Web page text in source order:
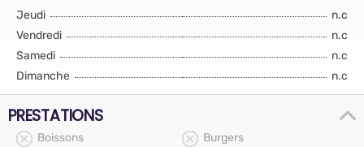
Jeudi
n.c
Vendredi
n.c
Samedi
n.c
Dimanche
n.c
PRESTATIONS
Boissons
Burgers